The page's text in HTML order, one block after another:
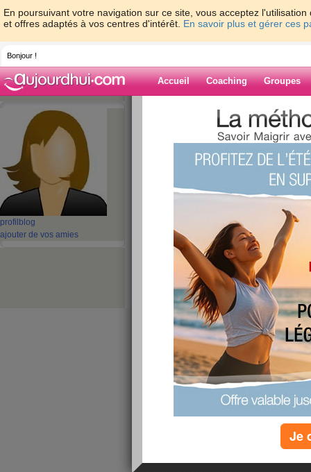
En poursuivant votre navigation sur ce site, vous acceptez
et offres adaptés à vos centres d'intérêt. En savoir plus et gérer ces
Bonjour !
Accueil Coaching Groupes
profil blog
ajouter de vos amies
> thomasbattery >
Blog de
High quality
CONQUEST S23
publié le 29/04/2025 à 10:07
Premium quality CONQUEST S23
replacement battery is compatible with the
reliable performance and high durability, it is
rated capacity for 12 months from the date of
More you can visit at [shopbatteries.org.uk].
30-day refund.
CONQUEST S23 replacement battery for
CONQUEST
batteri CONQUEST S23
Je